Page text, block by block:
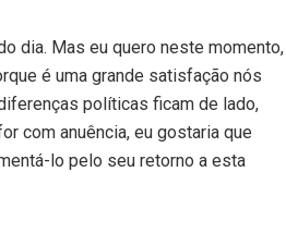
dia. Mas eu quero neste momento,
é uma grande satisfação nós
políticas ficam de lado,
com anuência, eu gostaria que
lo pelo seu retorno a esta